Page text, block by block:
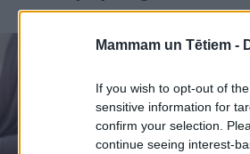
Mammam un Tētiem -
If you wish to opt-out of
sensitive information for
confirm your selection.
continue seeing interest-